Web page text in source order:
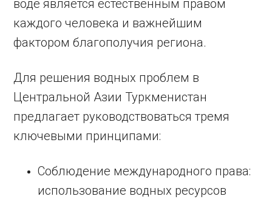
воде является естественным правом
каждого человека и важнейшим
фактором благополучия региона.
Для решения водных проблем в
Центральной Азии Туркменистан
предлагает руководствоваться тремя
ключевыми принципами:
Соблюдение международного права:
использование водных ресурсов